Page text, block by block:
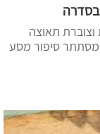
תאוצה
מסתתר סיפור מסע